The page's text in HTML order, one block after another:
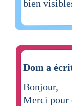
bien
Dom a
Bonjour,
Merci pour